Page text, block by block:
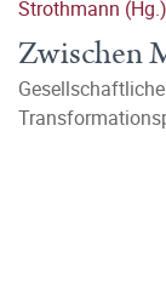
Strothmann (Hg.)
Zwischen